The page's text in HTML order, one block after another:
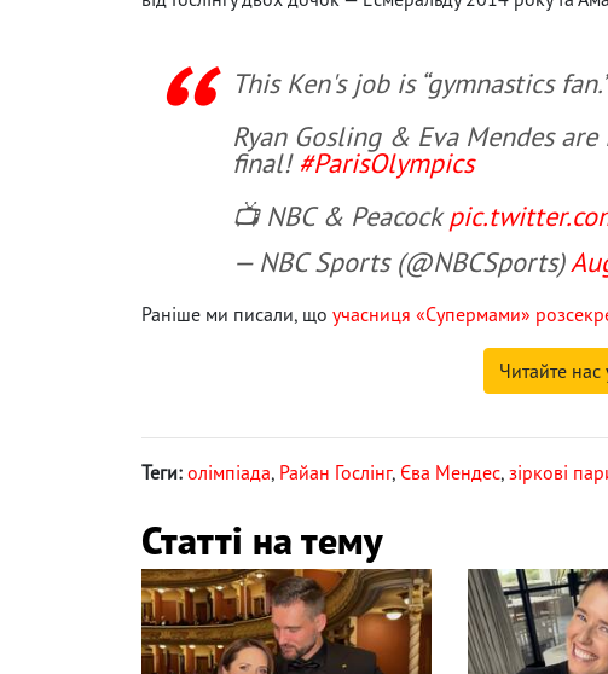
This Ken's job is “gymnastics
Ryan Gosling & Eva Mendes
final! #ParisOlympics
📺 NBC & Peacock
— NBC Sports (@NBCSports)
Раніше ми писали, що учасниця «Супермами»
Читайте
Теги: олімпіада, Райан Гослінг, Єва Мендес, зіркові
Статті на тему